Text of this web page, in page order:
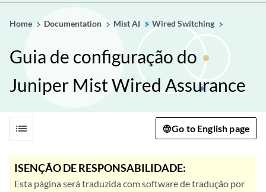
Home Documentation Mist AI Wired Switching
Guia de configuração do
Juniper Mist Wired Assurance
list Go to English page
ISENÇÃO DE RESPONSABILIDADE:
Esta página será traduzida com software de tradução por